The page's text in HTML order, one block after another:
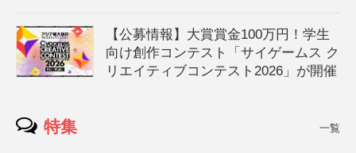
【公募情報】大賞賞金100万円！学生
向け創作コンテスト「サイゲームス ク
リエイティブコンテスト2026」が開催
特集 一覧